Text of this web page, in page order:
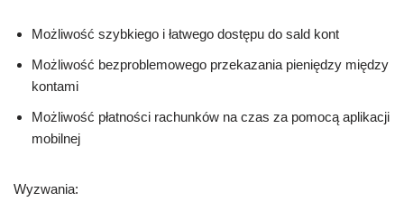
Możliwość szybkiego i łatwego dostępu do sald kont
Możliwość bezproblemowego przekazania pieniędzy między
kontami
Możliwość płatności rachunków na czas za pomocą aplikacji
mobilnej
Wyzwania: